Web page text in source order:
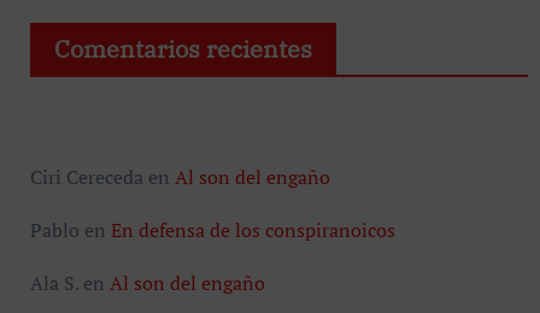
Comentarios recientes
Ciri Cereceda en Al son del engaño
Pablo en En defensa de los conspiranoicos
Ala S.en Al son del engaño